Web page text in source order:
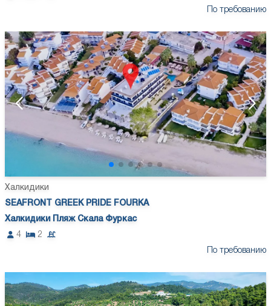
По требованию
Халкидики
SEAFRONT GREEK PRIDE FOURKA
Халкидики Пляж Скала Фуркас
4
2
По требованию